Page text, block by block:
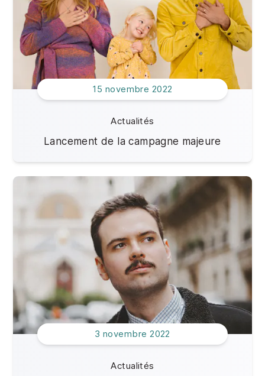
15 novembre 2022
Actualités
Lancement de la campagne majeure
3 novembre 2022
Actualités